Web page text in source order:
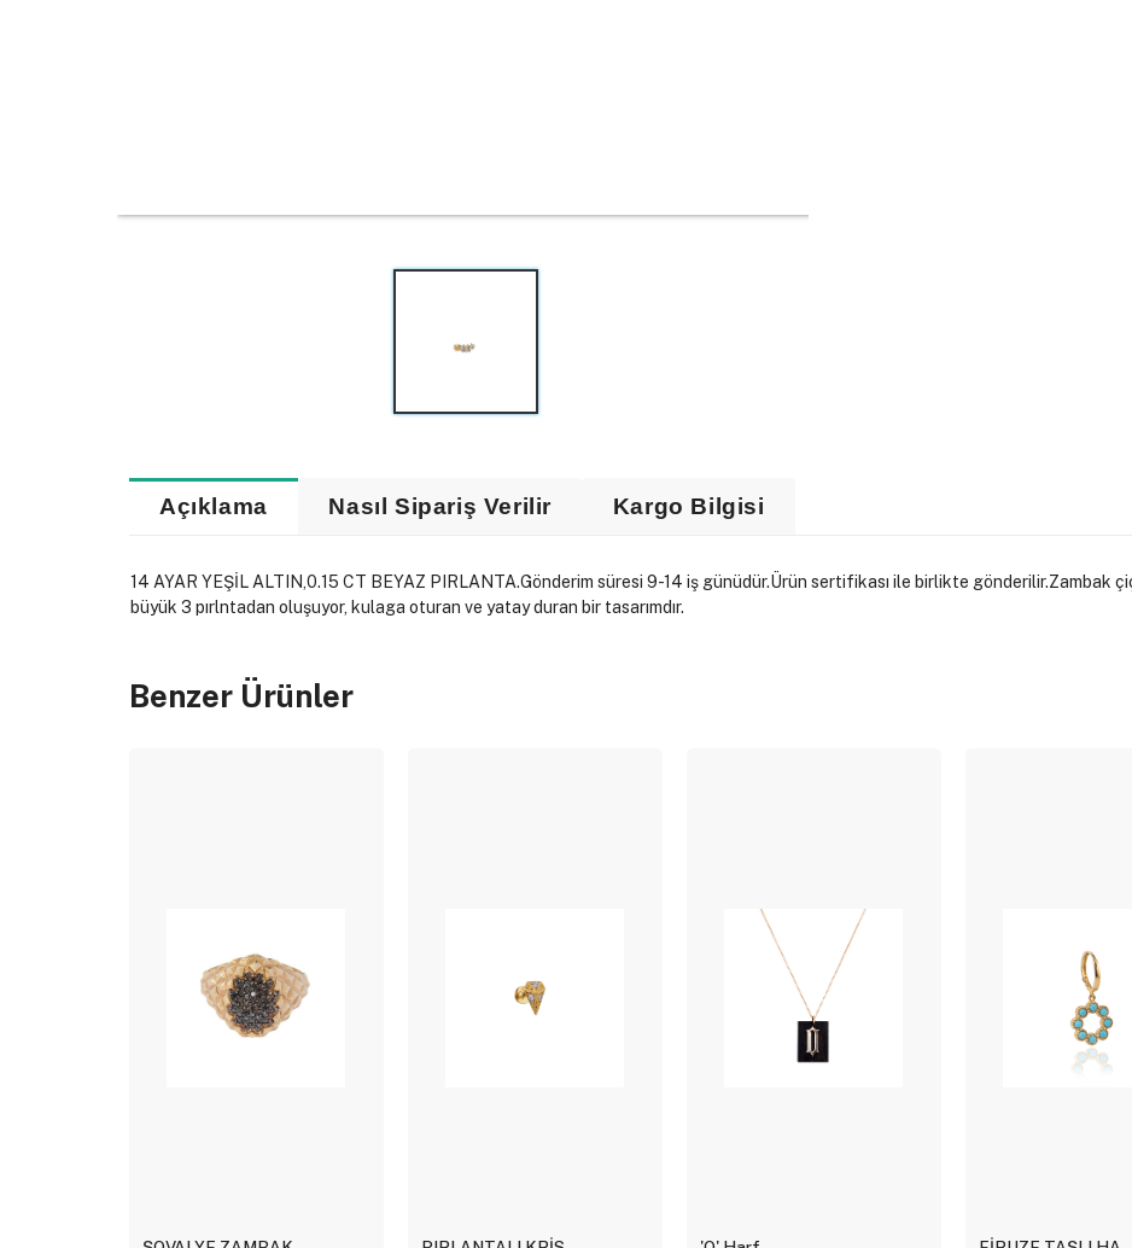
Açıklama Nasıl Sipariş Verilir Kargo Bilgisi
14 AYAR YEŞİL ALTIN,0.15 CT BEYAZ PIRLANTA.Gönderim süresi 9-14 iş günüdür.Ürün sertifikası ile birlikte gönderilir.Zambak
büyük 3 pırlntadan oluşuyor, kulaga oturan ve yatay duran bir tasarımdır.
Benzer Ürünler